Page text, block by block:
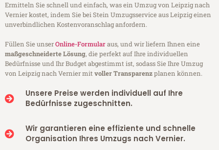
Ermitteln Sie schnell und einfach, was ein Umzug von Leipzig nach
Vernier kostet, indem Sie bei Stein Umzugsservice aus Leipzig einen
unverbindlichen Kostenvoranschlag anfordern.
Füllen Sie unserOnline-Formularaus, und wir liefern Ihnen eine
maßgeschneiderte Lösung, die perfekt auf Ihre individuellen
Bedürfnisse und Ihr Budget abgestimmt ist, sodass Sie Ihre Umzug
von Leipzig nach Vernier mitvoller Transparenzplanen können.
Unsere Preise werden individuell auf Ihre
Bedürfnisse zugeschnitten.
Wir garantieren eine effiziente und schnelle
Organisation Ihres Umzugs nach Vernier.